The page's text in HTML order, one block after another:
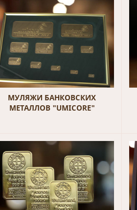
МУЛЯЖИ БАНКОВСКИХ
МЕТАЛЛОВ "UMICORE"